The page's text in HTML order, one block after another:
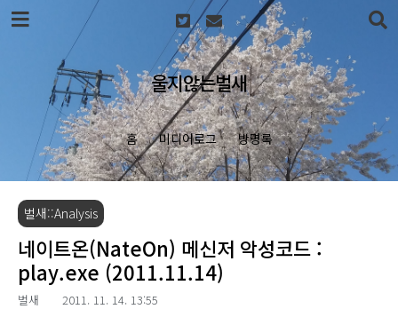
본문 바로가기
울지않는벌새
홈 미디어로그 방명록
벌새::Analysis
네이트온(NateOn) 메신저 악성코드 :
play.exe (2011.11.14)
벌새 2011. 11. 14. 13:55